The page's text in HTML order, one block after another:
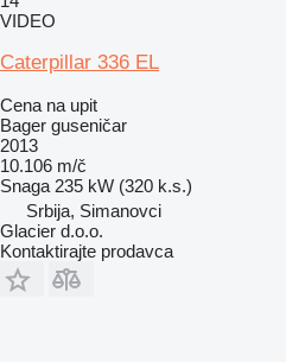
VIDEO
Caterpillar 336 EL
Cena na upit
Bager guseničar
2013
10.106 m/č
Snaga 235 kW (320 k.s.)
Srbija, Simanovci
Glacier d.o.o.
Kontaktirajte prodavca